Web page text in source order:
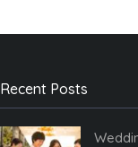
Recent Posts